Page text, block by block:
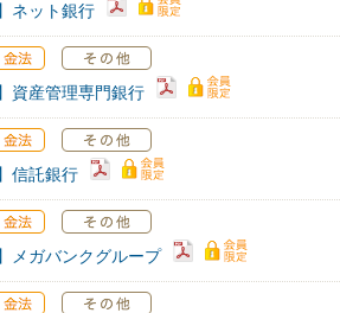
ネット銀行
資産管理専門銀行
信託銀行
メガバンクグループ